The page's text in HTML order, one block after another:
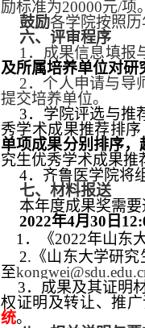
励标准为20000元/项
鼓励各学院按照历
六、评审程序
1 ．成果信息填报
及所属培养单位对
2．个人申请与导
提交培养单位。
3．学院评选与推
秀学术成果推荐排序
单项成果分别排序，
究生优秀学术成果推
4．齐鲁医学院将
七、材料报送
本年度成果奖需
2022年4月30 日
1 ．《2022年山东
2. 《山东大学研
至kongwei
3．成果及其证明
权证明及转让、推
统。